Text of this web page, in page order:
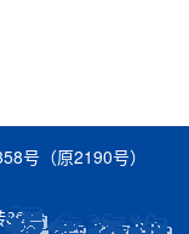
号（原2190号）
8008